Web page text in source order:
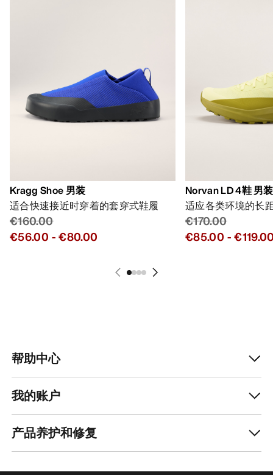
Kragg Shoe 男装
适合快速接近时穿着的套穿式鞋履
€160.00
€56.00 -€80.00
Norvan LD 4鞋 男装
适应各类环境的长
€170.00
€85.00 -
帮助中心
我的账户
产品养护和修复